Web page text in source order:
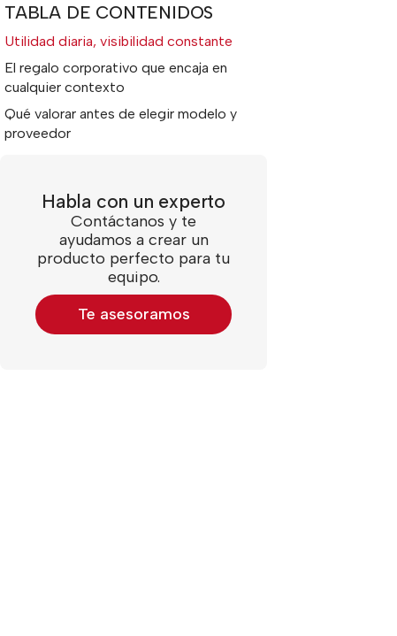
TABLA DE CONTENIDOS
Utilidad diaria, visibilidad constante
El regalo corporativo que encaja en
cualquier contexto
Qué valorar antes de elegir modelo y
proveedor
Habla con un experto
Contáctanos y te
ayudamos a crear un
producto perfecto para tu
equipo.
Te asesoramos